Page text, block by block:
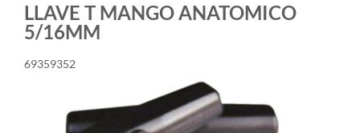
LLAVE T MANGO ANATOMICO
5/16MM
69359352